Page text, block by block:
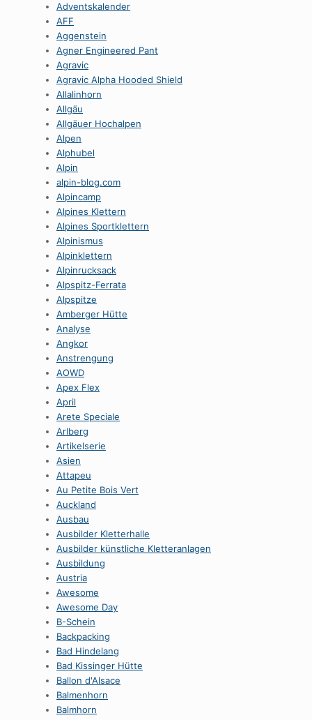
Adventskalender
AFF
Aggenstein
Agner Engineered Pant
Agravic
Agravic Alpha Hooded Shield
Allalinhorn
Allgäu
Allgäuer Hochalpen
Alpen
Alphubel
Alpin
alpin-blog.com
Alpincamp
Alpines Klettern
Alpines Sportklettern
Alpinismus
Alpinklettern
Alpinrucksack
Alpspitz-Ferrata
Alpspitze
Amberger Hütte
Analyse
Angkor
Anstrengung
AOWD
Apex Flex
April
Arete Speciale
Arlberg
Artikelserie
Asien
Attapeu
Au Petite Bois Vert
Auckland
Ausbau
Ausbilder Kletterhalle
Ausbilder künstliche Kletteranlagen
Ausbildung
Austria
Awesome
Awesome Day
B-Schein
Backpacking
Bad Hindelang
Bad Kissinger Hütte
Ballon d'Alsace
Balmenhorn
Balmhorn